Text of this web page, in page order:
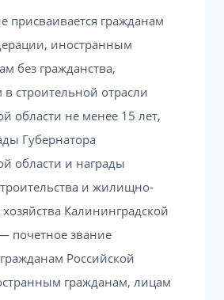
присваивается гражданам
иностранным
без гражданства,
строительной отрасли
области не менее 15 лет,
Губернатора
области и награды
и жилищно-
Калининградской
почетное звание
Российской
гражданам, лицам